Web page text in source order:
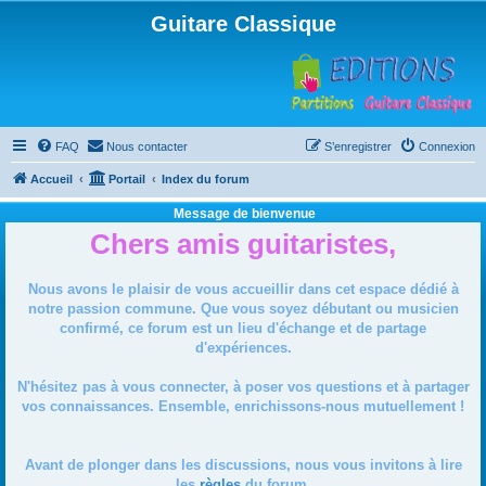
Guitare Classique
FAQ Nous contacter Connexion
S’enregistrer
Accueil Portail Index du forum
Message de bienvenue
Chers amis guitaristes,
Nous avons le plaisir de vous accueillir dans cet espace dédié à
notre passion commune. Que vous soyez débutant ou musicien
confirmé, ce forum est un lieu d'échange et de partage
d'expériences.
N'hésitez pas à vous connecter, à poser vos questions et à partager
vos connaissances. Ensemble, enrichissons-nous mutuellement !
Avant de plonger dans les discussions, nous vous invitons à lire